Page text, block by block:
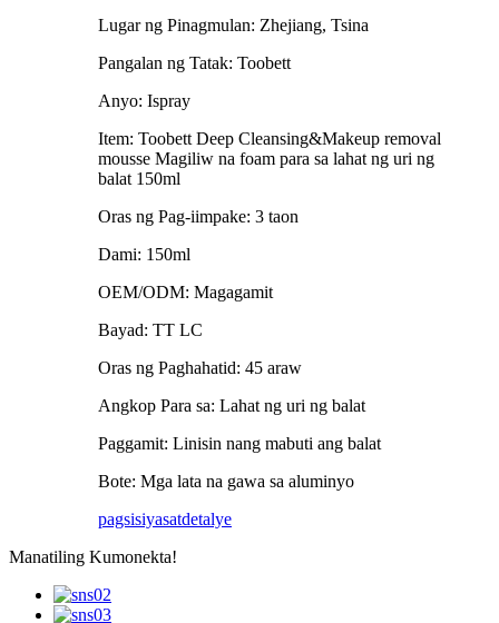
Lugar ng Pinagmulan: Zhejiang, Tsina
Pangalan ng Tatak: Toobett
Anyo: Ispray
Item: Toobett Deep Cleansing&Makeup removal
mousse Magiliw na foam para sa lahat ng uri ng
balat 150ml
Oras ng Pag-iimpake: 3 taon
Dami: 150ml
OEM/ODM: Magagamit
Bayad: TT LC
Oras ng Paghahatid: 45 araw
Angkop Para sa: Lahat ng uri ng balat
Paggamit: Linisin nang mabuti ang balat
Bote: Mga lata na gawa sa aluminyo
pagsisiyasatdetalye
Manatiling Kumonekta!